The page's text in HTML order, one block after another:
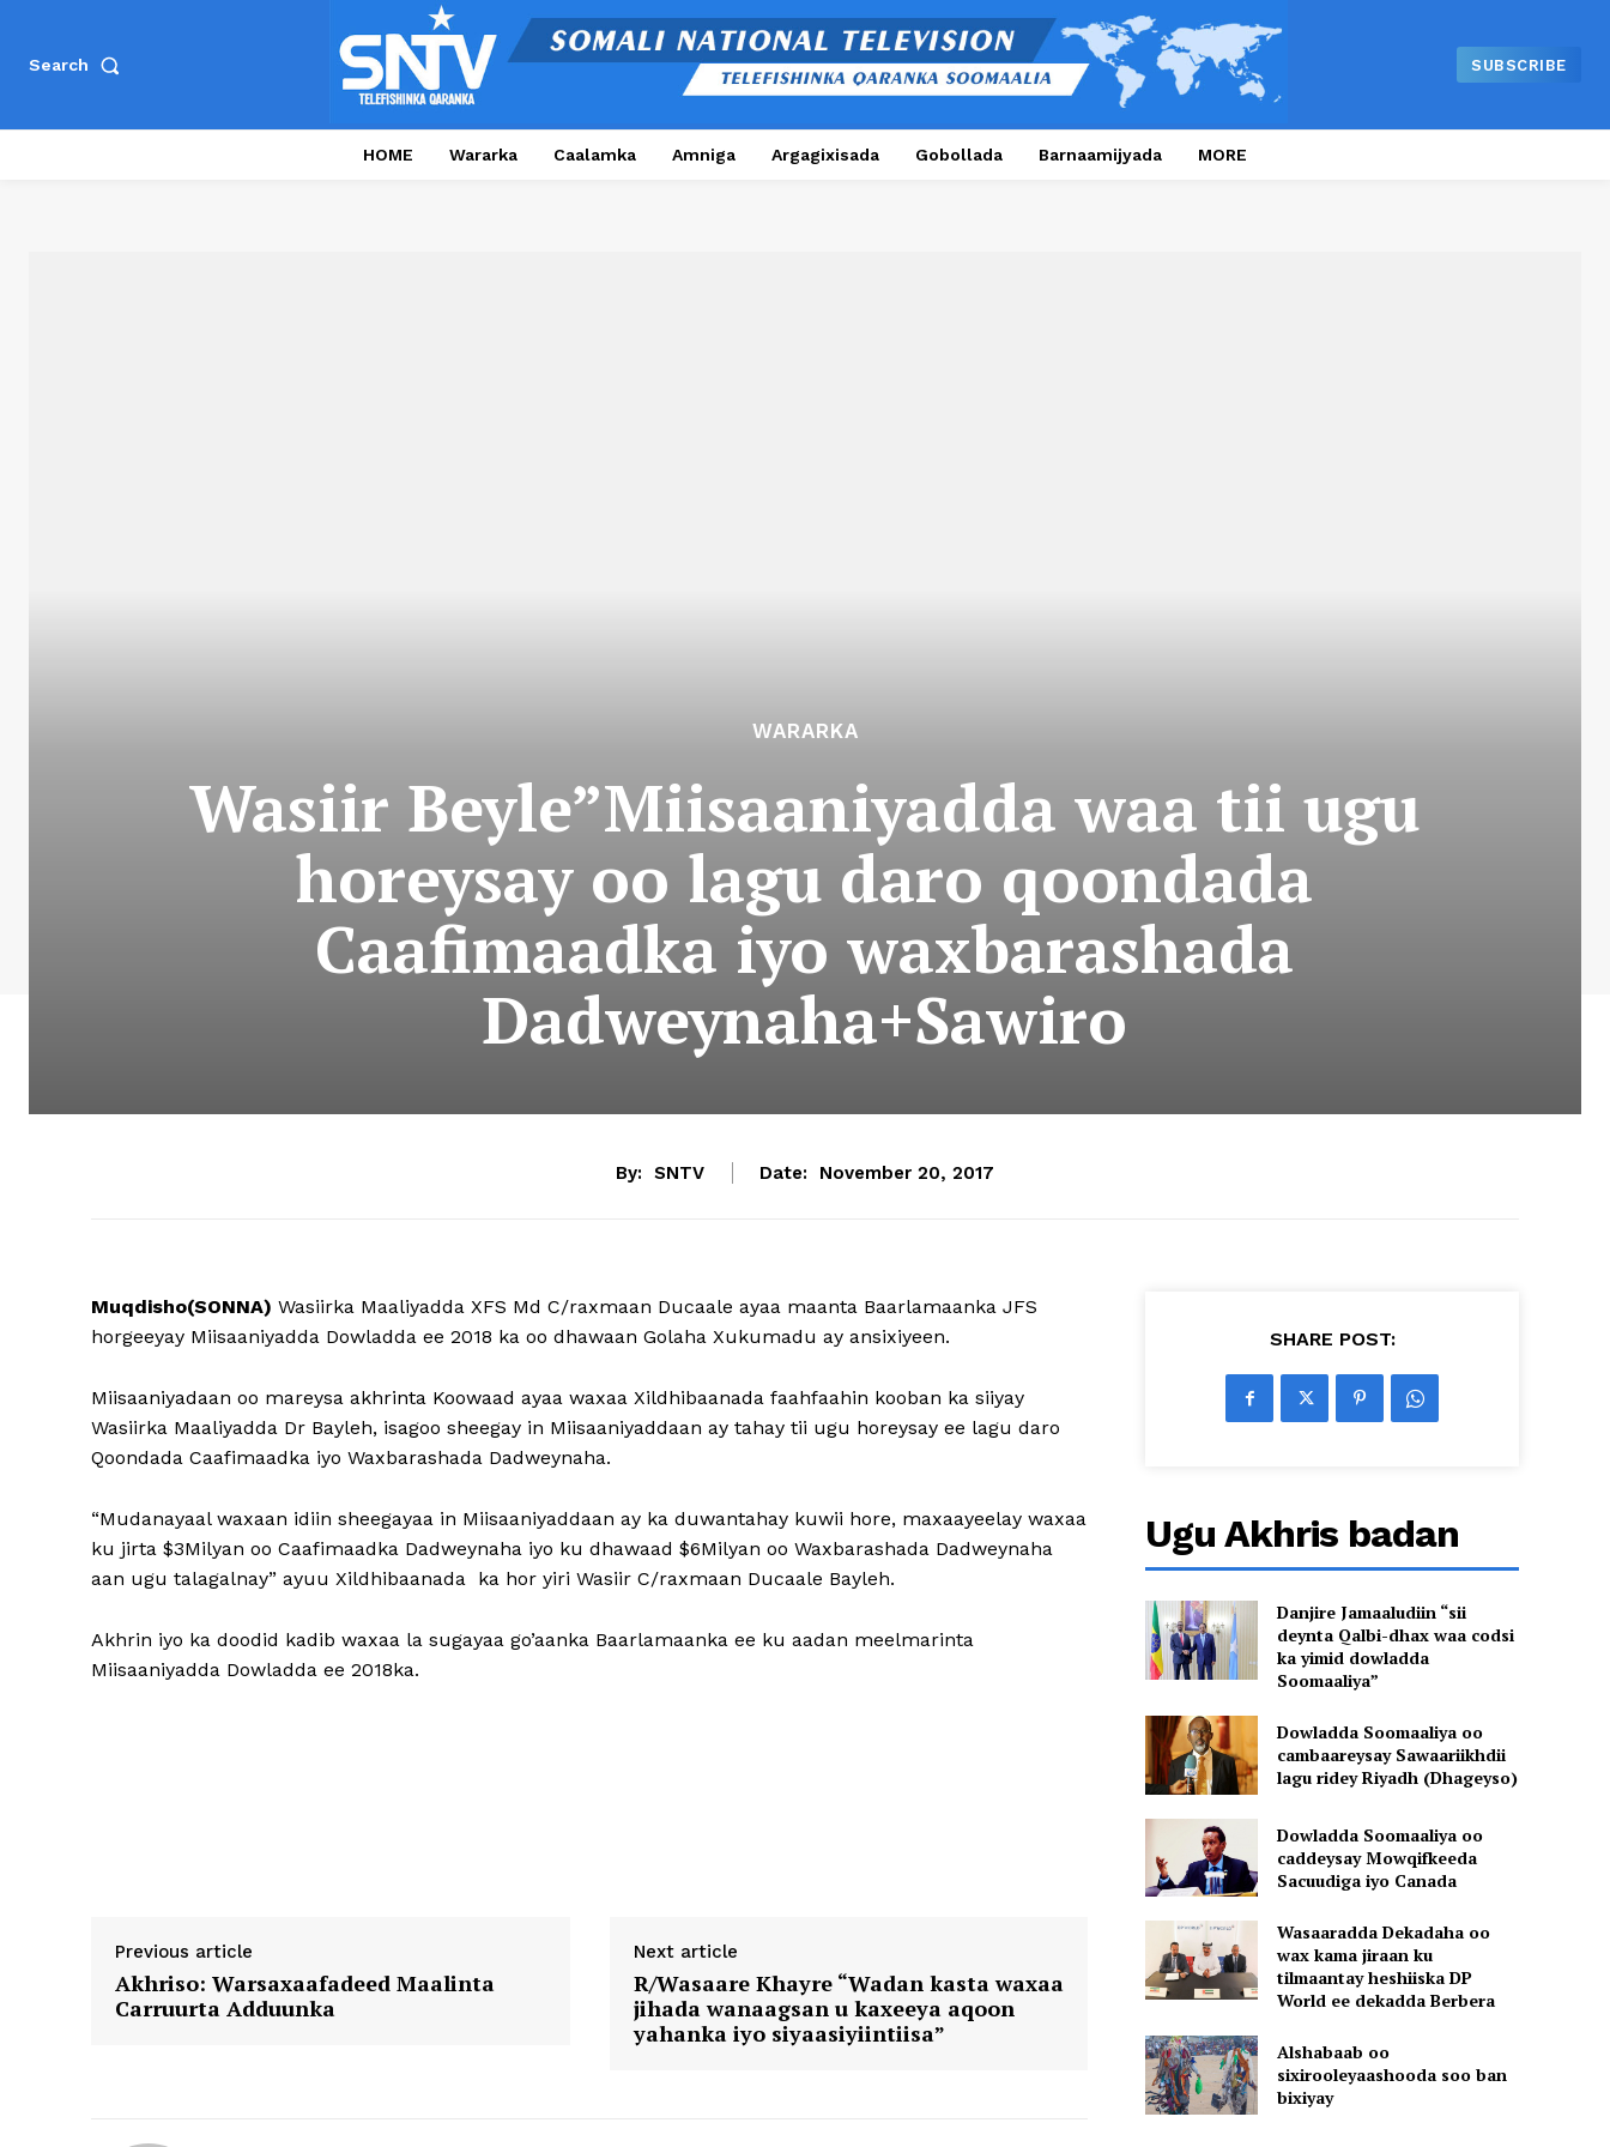
Search SUBSCRIBE
HOME Wararka Caalamka Amniga Argagixisada Gobollada Barnaamijyada MORE
WARARKA
Wasiir Beyle”Miisaaniyadda waa tii ugu
horeysay oo lagu daro qoondada
Caafimaadka iyo waxbarashada
Dadweynaha+Sawiro
By: SNTV Date: November 20, 2017
Muqdisho(SONNA) Wasiirka Maaliyadda XFS Md C/raxmaan Ducaale ayaa maanta Baarlamaanka JFS
horgeeyay Miisaaniyadda Dowladda ee 2018 ka oo dhawaan Golaha Xukumadu ay ansixiyeen.
Miisaaniyadaan oo mareysa akhrinta Koowaad ayaa waxaa Xildhibaanada faahfaahin kooban ka siiyay
Wasiirka Maaliyadda Dr Bayleh, isagoo sheegay in Miisaaniyaddaan ay tahay tii ugu horeysay ee lagu daro
Qoondada Caafimaadka iyo Waxbarashada Dadweynaha.
“Mudanayaal waxaan idiin sheegayaa in Miisaaniyaddaan ay ka duwantahay kuwii hore, maxaayeelay waxaa
ku jirta $3Milyan oo Caafimaadka Dadweynaha iyo ku dhawaad $6Milyan oo Waxbarashada Dadweynaha
aan ugu talagalnay” ayuu Xildhibaanada ka hor yiri Wasiir C/raxmaan Ducaale Bayleh.
Akhrin iyo ka doodid kadib waxaa la sugayaa go’aanka Baarlamaanka ee ku aadan meelmarinta
Miisaaniyadda Dowladda ee 2018ka.
Previous article
Akhriso: Warsaxaafadeed Maalinta
Carruurta Adduunka
Next article
R/Wasaare Khayre “Wadan kasta waxaa
jihada wanaagsan u kaxeeya aqoon
yahanka iyo siyaasiyiintiisa”
SHARE POST:
Ugu Akhris badan
Danjire Jamaaludiin “sii
deynta Qalbi-dhax waa codsi
ka yimid dowladda
Soomaaliya”
Dowladda Soomaaliya oo
cambaareysay Sawaariikhdii
lagu ridey Riyadh (Dhageyso)
Dowladda Soomaaliya oo
caddeysay Mowqifkeeda
Sacuudiga iyo Canada
Wasaaradda Dekadaha oo
wax kama jiraan ku
tilmaantay heshiiska DP
World ee dekadda Berbera
Alshabaab oo
sixirooleyaashooda soo ban
bixiyay